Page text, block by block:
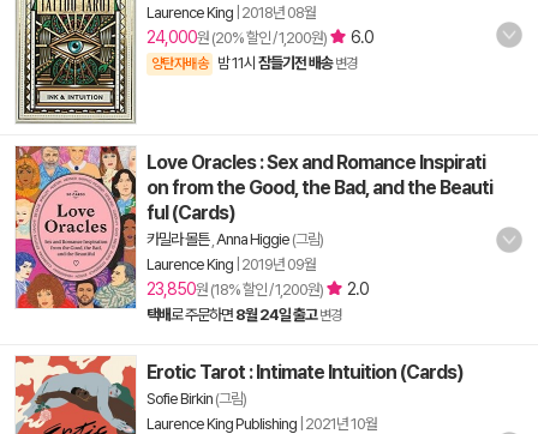
Laurence King 2018년 08월
24,000원 (20% 할인 / 1,200원) 6.0
양탄자배송 밤 11시 잠들기전 배송 변경
Love Oracles : Sex and Romance Inspirati
on from the Good, the Bad, and the Beauti
ful (Cards)
카밀라 몰튼, Anna Higgie (그림)
Laurence King 2019년 09월
23,850원 (18% 할인 / 1,200원) 2.0
택배로 주문하면 8월 24일 출고 변경
Erotic Tarot : Intimate Intuition (Cards)
Sofie Birkin (그림)
Laurence King Publishing 2021년 10월